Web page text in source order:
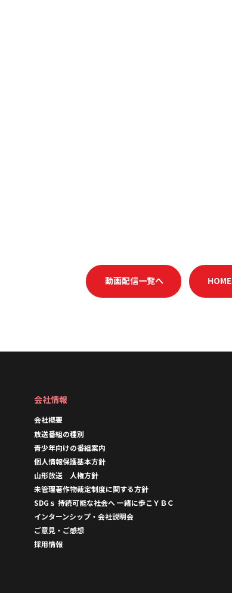
動画配信一覧へ HOME
会社情報
会社概要
放送番組の種別
青少年向けの番組案内
個人情報保護基本方針
山形放送 人権方針
未管理著作物裁定制度に関する方針
SDGｓ 持続可能な社会へ 一緒に歩こＹＢＣ
インターンシップ・会社説明会
ご意見・ご感想
採用情報